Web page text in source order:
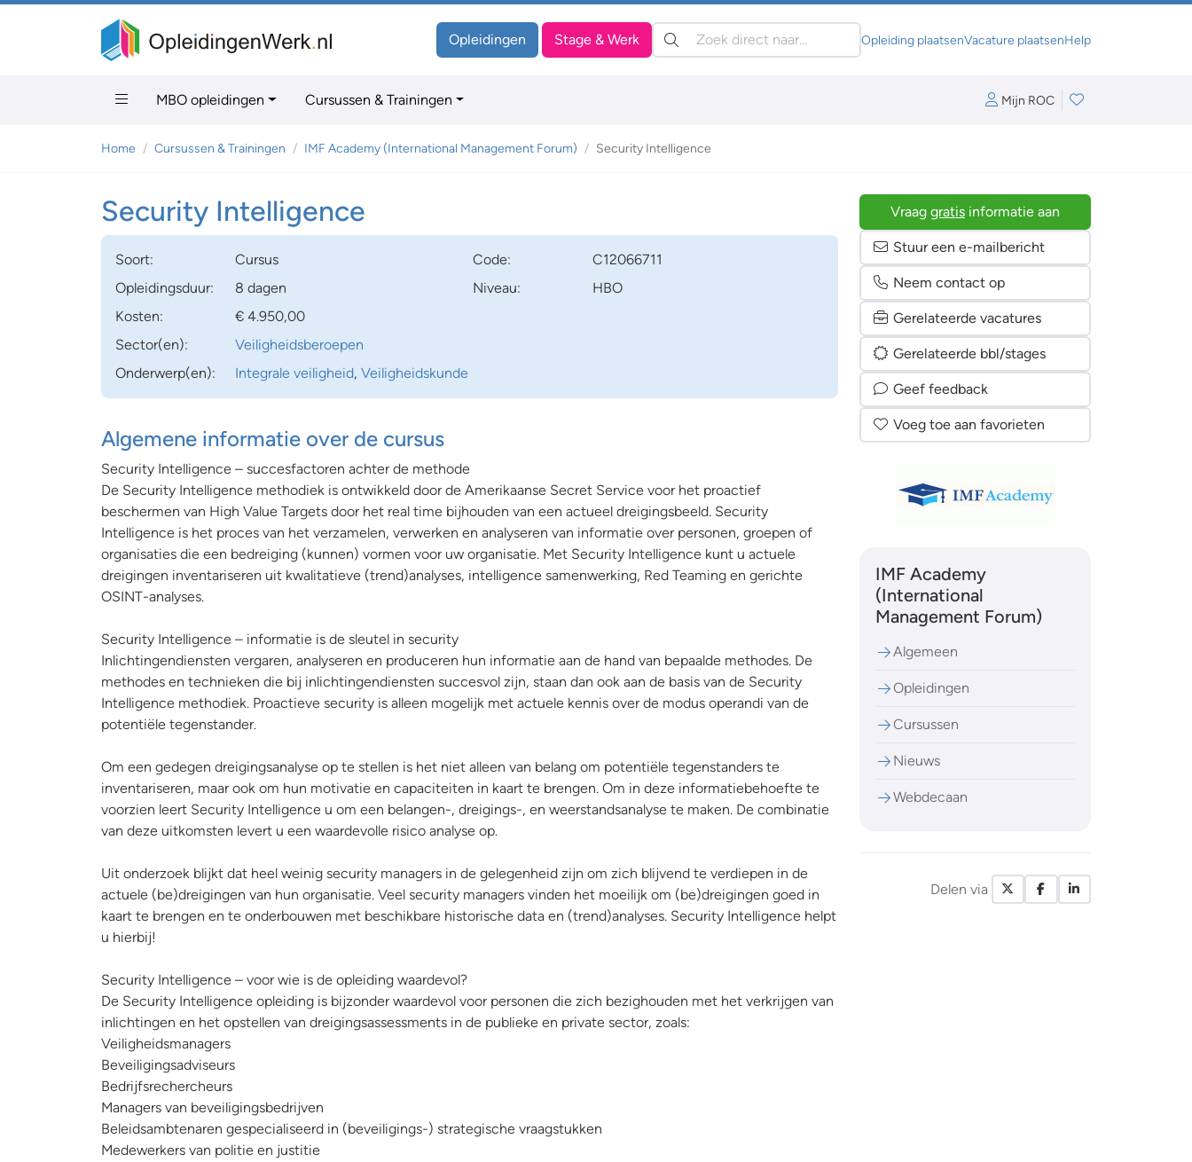
Opleidingen Stage & Werk Zoeken: Opleiding plaatsenVacature plaatsenHelp
MBO opleidingen Cursussen & Trainingen Mijn ROC
Home Cursussen & Trainingen IMF Academy (International Management Forum) Security Intelligence
Security Intelligence
Soort: Cursus Code:
C12066711
Opleidingsduur:
8 dagen Niveau:
HBO
Kosten:
€ 4.950,00
Sector(en):
Veiligheidsberoepen
Onderwerp(en):
Integrale veiligheid, Veiligheidskunde
Algemene informatie over de cursus
Security Intelligence – succesfactoren achter de methode
De Security Intelligence methodiek is ontwikkeld door de Amerikaanse Secret Service voor het proactief
beschermen van High Value Targets door het real time bijhouden van een actueel dreigingsbeeld. Security
Intelligence is het proces van het verzamelen, verwerken en analyseren van informatie over personen, groepen of
organisaties die een bedreiging (kunnen) vormen voor uw organisatie. Met Security Intelligence kunt u actuele
dreigingen inventariseren uit kwalitatieve (trend)analyses, intelligence samenwerking, Red Teaming en gerichte
OSINT-analyses.
Security Intelligence – informatie is de sleutel in security
Inlichtingendiensten vergaren, analyseren en produceren hun informatie aan de hand van bepaalde methodes. De
methodes en technieken die bij inlichtingendiensten succesvol zijn, staan dan ook aan de basis van de Security
Intelligence methodiek. Proactieve security is alleen mogelijk met actuele kennis over de modus operandi van de
potentiële tegenstander.
Om een gedegen dreigingsanalyse op te stellen is het niet alleen van belang om potentiële tegenstanders te
inventariseren, maar ook om hun motivatie en capaciteiten in kaart te brengen. Om in deze informatiebehoefte te
voorzien leert Security Intelligence u om een belangen-, dreigings-, en weerstandsanalyse te maken. De combinatie
van deze uitkomsten levert u een waardevolle risico analyse op.
Uit onderzoek blijkt dat heel weinig security managers in de gelegenheid zijn om zich blijvend te verdiepen in de
actuele (be)dreigingen van hun organisatie. Veel security managers vinden het moeilijk om (be)dreigingen goed in
kaart te brengen en te onderbouwen met beschikbare historische data en (trend)analyses. Security Intelligence helpt
u hierbij!
Security Intelligence – voor wie is de opleiding waardevol?
De Security Intelligence opleiding is bijzonder waardevol voor personen die zich bezighouden met het verkrijgen van
inlichtingen en het opstellen van dreigingsassessments in de publieke en private sector, zoals:
Veiligheidsmanagers
Beveiligingsadviseurs
Bedrijfsrechercheurs
Managers van beveiligingsbedrijven
Beleidsambtenaren gespecialiseerd in (beveiligings-) strategische vraagstukken
Medewerkers van politie en justitie
Vraag gratis informatie aan
Stuur een e-mailbericht
Neem contact op
Gerelateerde vacatures
Gerelateerde bbl/stages
Geef feedback
Voeg toe aan favorieten
IMF Academy
(International
Management Forum)
Algemeen
Opleidingen
Cursussen
Nieuws
Webdecaan
Delen via X / Twitter
Facebook
LinkedIn